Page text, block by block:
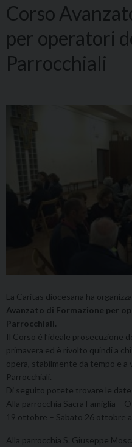
Corso
per operatori
Parrocchiali
La Caritas diocesana ha
Avanzato di Formazione per
Parrocchiali.
Il Corso è l’ideale prosecuzione
primavera ed è rivolto quindi a
opera, stabilmente da tempo e a
Parrocchiali.
Di seguito potete trovare le
Alla parrocchia Sacra Famiglia –
19 ottobre – Sabato 26 ottobre
Alla parrocchia S. Giuseppe